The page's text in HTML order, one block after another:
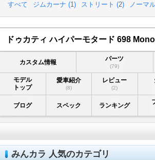
すべて ジムカーナ (1) ストリート (2) ノーマ
ドゥカティ ハイパーモタード 698 Mono
カスタム情報 パーツ
(79)
モデル
トップ
愛車紹介
(8)
レビュー
(2)
ブログ スペック ランキング
みんカラ 人気のカテゴリ